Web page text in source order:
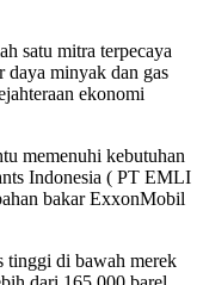
satu mitra terpecaya
daya minyak dan gas
ekonomi
memenuhi kebutuhan
Indonesia ( PT EMLI
bakar ExxonMobil
tinggi di bawah merek